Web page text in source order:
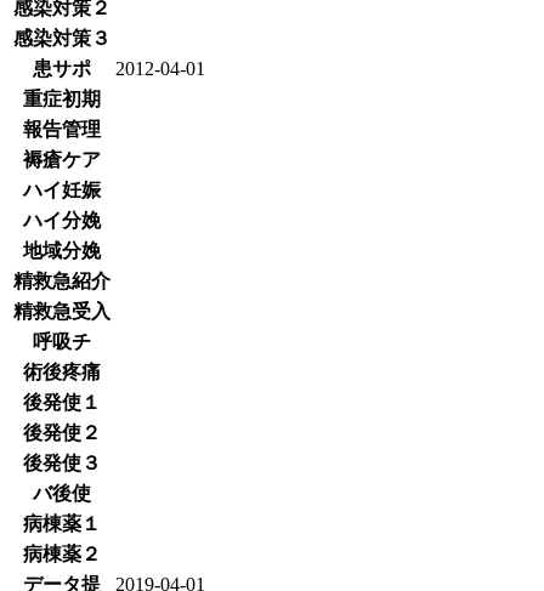
感染対策２
感染対策３
患サポ
2012-04-01
重症初期
報告管理
褥瘡ケア
ハイ妊娠
ハイ分娩
地域分娩
精救急紹介
精救急受入
呼吸チ
術後疼痛
後発使１
後発使２
後発使３
バ後使
病棟薬１
病棟薬２
データ提
2019-04-01